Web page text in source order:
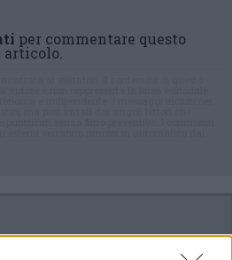
per commentare questo
articolo.